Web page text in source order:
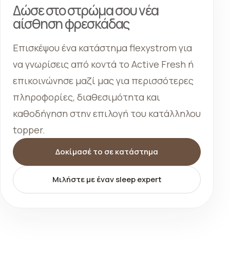
Δώσε στο στρώμα σου νέα
αίσθηση φρεσκάδας
Επισκέψου ένα κατάστημα flexystrom για
να γνωρίσεις από κοντά το Active Fresh ή
επικοινώνησε μαζί μας για περισσότερες
πληροφορίες, διαθεσιμότητα και
καθοδήγηση στην επιλογή του κατάλληλου
topper.
Δοκίμασέ το σε κατάστημα
Μιλήστε με έναν sleep expert